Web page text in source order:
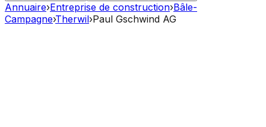
Annuaire›Entreprise de construction›Bâle-
Campagne›Therwil›Paul Gschwind AG